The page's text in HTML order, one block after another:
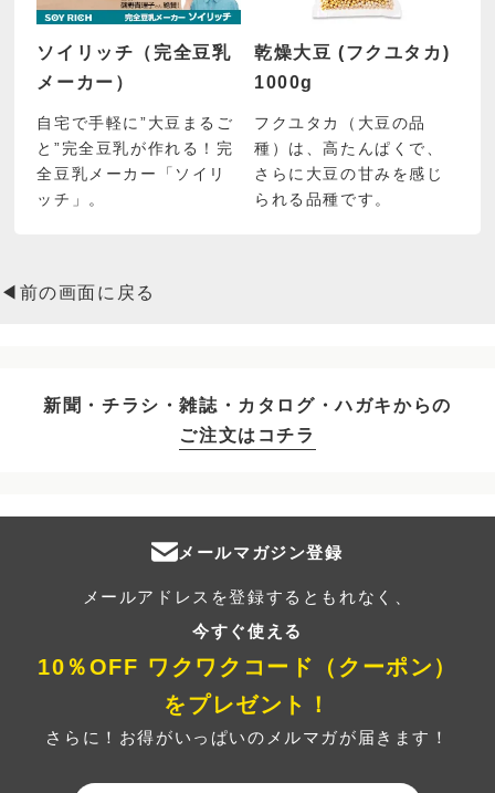
ソイリッチ（完全豆乳
メーカー）
自宅で手軽に”大豆まるご
と”完全豆乳が作れる！完
全豆乳メーカー「ソイリ
ッチ」。
乾燥大豆 (フクユタカ)
1000g
フクユタカ（大豆の品
種）は、高たんぱくで、
さらに大豆の甘みを感じ
られる品種です。
◀前の画面に戻る
新聞・チラシ・雑誌・カタログ・ハガキからの
ご注文はコチラ
メールマガジン登録
メールアドレスを登録するともれなく、
今すぐ使える
10％OFF ワクワクコード（クーポン）
をプレゼント！
さらに！お得がいっぱいのメルマガが届きます！